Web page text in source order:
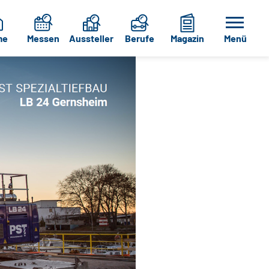
Messen Aussteller Berufe Magazin Menü